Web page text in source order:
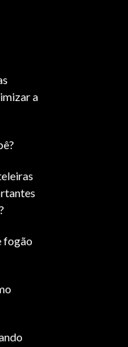
a
fogão